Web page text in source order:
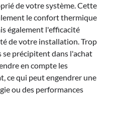
de votre système. Cette
le confort thermique
également l'efficacité
de votre installation. Trop
précipitent dans l'achat
en compte les
ce qui peut engendrer une
ou des performances